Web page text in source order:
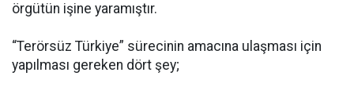
örgütün işine yaramıştır.
“Terörsüz Türkiye” sürecinin amacına ulaşması için
yapılması gereken dört şey;